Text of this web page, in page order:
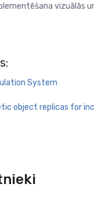
vizuālās
System
object replicas for